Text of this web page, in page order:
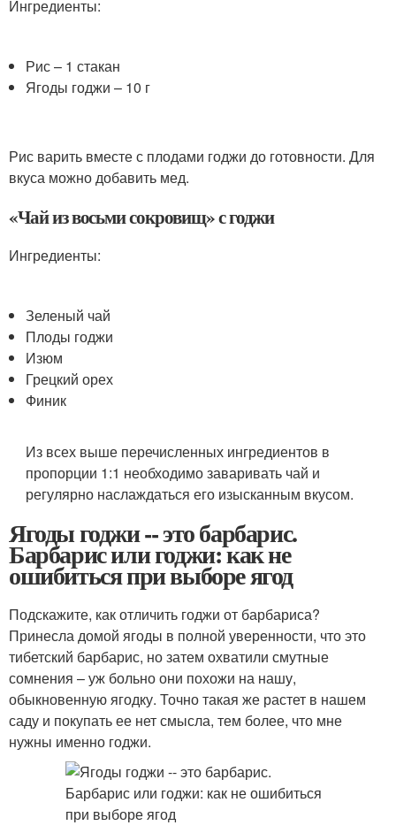
Ингредиенты:
Рис – 1 стакан
Ягоды годжи – 10 г
Рис варить вместе с плодами годжи до готовности. Для
вкуса можно добавить мед.
«Чай из восьми сокровищ» с годжи
Ингредиенты:
Зеленый чай
Плоды годжи
Изюм
Грецкий орех
Финик
Из всех выше перечисленных ингредиентов в
пропорции 1:1 необходимо заваривать чай и
регулярно наслаждаться его изысканным вкусом.
Ягоды годжи -- это барбарис.
Барбарис или годжи: как не
ошибиться при выборе ягод
Подскажите, как отличить годжи от барбариса?
Принесла домой ягоды в полной уверенности, что это
тибетский барбарис, но затем охватили смутные
сомнения – уж больно они похожи на нашу,
обыкновенную ягодку. Точно такая же растет в нашем
саду и покупать ее нет смысла, тем более, что мне
нужны именно годжи.